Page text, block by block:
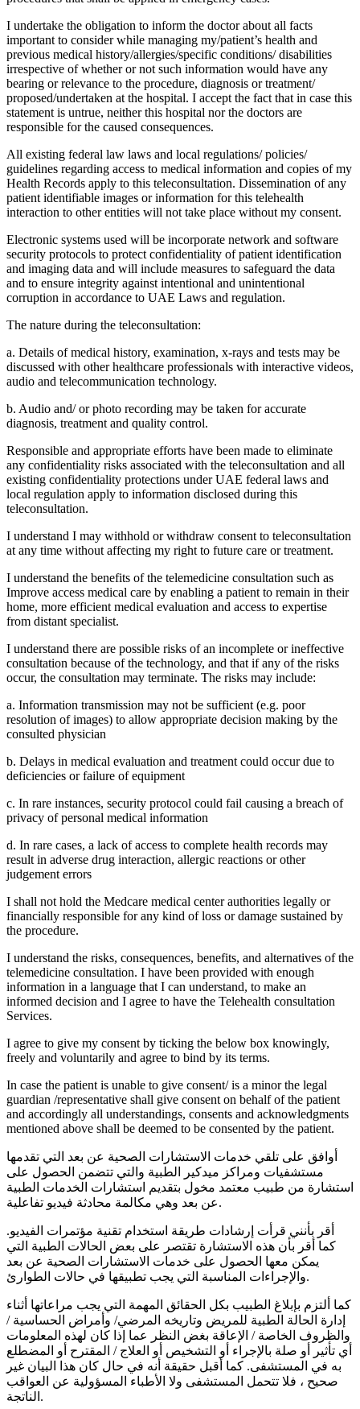
I undertake the obligation to inform the doctor about all facts
important to consider while managing my/patient’s health and
previous medical history/allergies/specific conditions/ disabilities
irrespective of whether or not such information would have any
bearing or relevance to the procedure, diagnosis or treatment/
proposed/undertaken at the hospital. I accept the fact that in case this
statement is untrue, neither this hospital nor the doctors are
responsible for the caused consequences.
All existing federal law laws and local regulations/ policies/
guidelines regarding access to medical information and copies of my
Health Records apply to this teleconsultation. Dissemination of any
patient identifiable images or information for this telehealth
interaction to other entities will not take place without my consent.
Electronic systems used will be incorporate network and software
security protocols to protect confidentiality of patient identification
and imaging data and will include measures to safeguard the data
and to ensure integrity against intentional and unintentional
corruption in accordance to UAE Laws and regulation.
The nature during the teleconsultation:
a. Details of medical history, examination, x-rays and tests may be
discussed with other healthcare professionals with interactive videos,
audio and telecommunication technology.
b. Audio and/ or photo recording may be taken for accurate
diagnosis, treatment and quality control.
Responsible and appropriate efforts have been made to eliminate
any confidentiality risks associated with the teleconsultation and all
existing confidentiality protections under UAE federal laws and
local regulation apply to information disclosed during this
teleconsultation.
I understand I may withhold or withdraw consent to teleconsultation
at any time without affecting my right to future care or treatment.
I understand the benefits of the telemedicine consultation such as
Improve access medical care by enabling a patient to remain in their
home, more efficient medical evaluation and access to expertise
from distant specialist.
I understand there are possible risks of an incomplete or ineffective
consultation because of the technology, and that if any of the risks
occur, the consultation may terminate. The risks may include:
a. Information transmission may not be sufficient (e.g. poor
resolution of images) to allow appropriate decision making by the
consulted physician
b. Delays in medical evaluation and treatment could occur due to
deficiencies or failure of equipment
c. In rare instances, security protocol could fail causing a breach of
privacy of personal medical information
d. In rare cases, a lack of access to complete health records may
result in adverse drug interaction, allergic reactions or other
judgement errors
I shall not hold the Medcare medical center authorities legally or
financially responsible for any kind of loss or damage sustained by
the procedure.
I understand the risks, consequences, benefits, and alternatives of the
telemedicine consultation. I have been provided with enough
information in a language that I can understand, to make an
informed decision and I agree to have the Telehealth consultation
Services.
I agree to give my consent by ticking the below box knowingly,
freely and voluntarily and agree to bind by its terms.
In case the patient is unable to give consent/ is a minor the legal
guardian /representative shall give consent on behalf of the patient
and accordingly all understandings, consents and acknowledgments
mentioned above shall be deemed to be consented by the patient.
أوافق على تلقي خدمات الاستشارات الصحية عن بعد التي تقدمها
مستشفيات ومراكز ميدكير الطبية والتي تتضمن الحصول على
استشارة من طبيب معتمد مخول بتقديم استشارات الخدمات الطبية
عن بعد وهي مكالمة محادثة فيديو تفاعلية.
أقر بأنني قرأت إرشادات طريقة استخدام تقنية مؤتمرات الفيديو.
كما أقر بأن هذه الاستشارة تقتصر على بعض الحالات الطبية التي
يمكن معها الحصول على خدمات الاستشارات الصحية عن بعد
والإجراءات المناسبة التي يجب تطبيقها في حالات الطوارئ.
كما ألتزم بإبلاغ الطبيب بكل الحقائق المهمة التي يجب مراعاتها أثناء
إدارة الحالة الطبية للمريض وتاريخه المرضي/ وأمراض الحساسية /
والظروف الخاصة / الإعاقة بغض النظر عما إذا كان لهذه المعلومات
أي تأثير أو صلة بالإجراء أو التشخيص أو العلاج / المقترح أو المضطلع
به في المستشفى. كما أقبل حقيقة أنه في حال كان هذا البيان غير
صحيح ، فلا تتحمل المستشفى ولا الأطباء المسؤولية عن العواقب
الناتجة.